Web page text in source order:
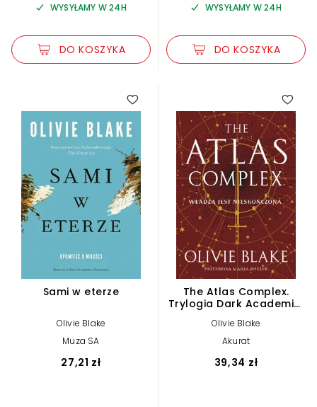
WYSYŁAMY W 24H
DO KOSZYKA
WYSYŁAMY W 24H
DO KOSZYKA
Sami w eterze
Olivie Blake
Muza SA
27,21 zł
The Atlas Complex.
Trylogia Dark Academia.
Olivie Blake
Akurat
39,34 zł